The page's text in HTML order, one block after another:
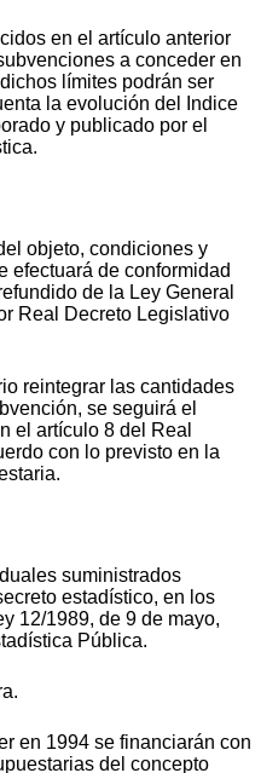
en el artículo anterior
a conceder en
límites podrán ser
la evolución del Indice
y publicado por el
objeto, condiciones y
efectuará de conformidad
de la Ley General
Real Decreto Legislativo
reintegrar las cantidades
se seguirá el
el artículo 8 del Real
con lo previsto en la
suministrados
estadístico, en los
12/1989, de 9 de mayo,
Pública.
en 1994 se financiarán con
del concepto